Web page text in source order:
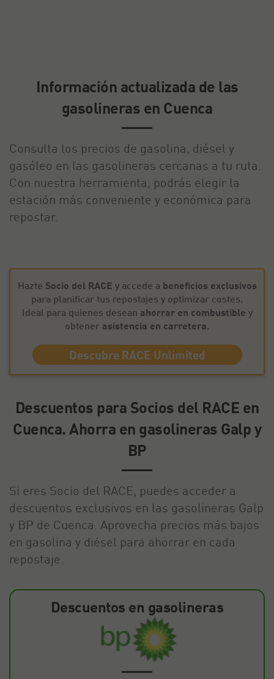
Información actualizada de las
gasolineras en Cuenca
Consulta los precios de gasolina, diésel y
gasóleo en las gasolineras cercanas a tu ruta.
Con nuestra herramienta, podrás elegir la
estación más conveniente y económica para
repostar.
Hazte Socio del RACE y accede a beneficios exclusivos
para planificar tus repostajes y optimizar costes.
Ideal para quienes desean ahorrar en combustible y
obtener asistencia en carretera.
Descubre RACE Unlimited
Descuentos para Socios del RACE en
Cuenca. Ahorra en gasolineras Galp y
BP
Si eres Socio del RACE, puedes acceder a
descuentos exclusivos en las gasolineras Galp
y BP de Cuenca. Aprovecha precios más bajos
en gasolina y diésel para ahorrar en cada
repostaje.
Descuentos en gasolineras